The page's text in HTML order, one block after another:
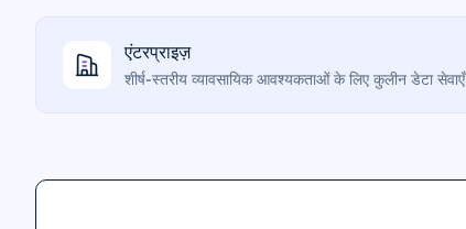
एंटरप्राइज़
शीर्ष-स्तरीय व्यावसायिक आवश्यकताओं के लिए कुलीन डेटा सेवाएँ